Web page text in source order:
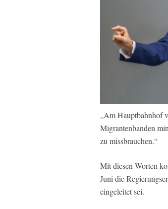
„Am Hauptbahnhof
Migrantenbanden
zu missbrauchen.“
Mit diesen Worten
Juni die
eingeleitet sei.